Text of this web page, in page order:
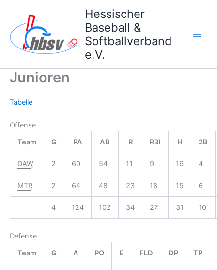
springen
Hessischer
Baseball &
Softballverband
e.V.
Junioren
Tabelle
Offense
Team
G PA AB R RBI H 2B
DAW 2 60 54 11 9 16 4
MTR 2 64 48 23 18 15 6
4 124 102 34 27 31 10
Defense
Team
G A PO E FLD DP TP